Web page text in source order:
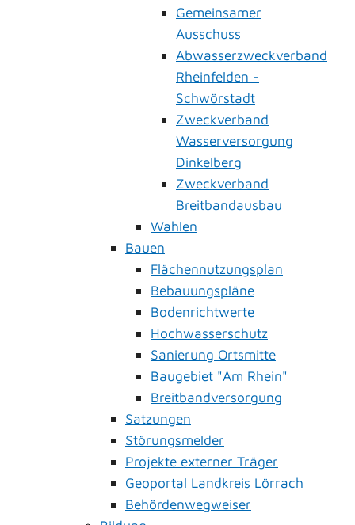
Gemeinsamer
Ausschuss
Abwasserzweckverband
Rheinfelden -
Schwörstadt
Zweckverband
Wasserversorgung
Dinkelberg
Zweckverband
Breitbandausbau
Wahlen
Bauen
Flächennutzungsplan
Bebauungspläne
Bodenrichtwerte
Hochwasserschutz
Sanierung Ortsmitte
Baugebiet "Am Rhein"
Breitbandversorgung
Satzungen
Störungsmelder
Projekte externer Träger
Geoportal Landkreis Lörrach
Behördenwegweiser